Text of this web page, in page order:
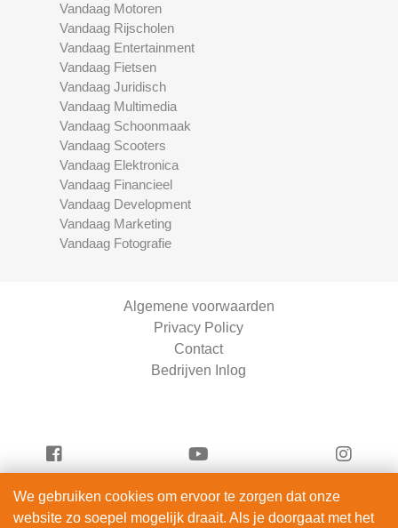
Vandaag Motoren
Vandaag Rijscholen
Vandaag Entertainment
Vandaag Fietsen
Vandaag Juridisch
Vandaag Multimedia
Vandaag Schoonmaak
Vandaag Scooters
Vandaag Elektronica
Vandaag Financieel
Vandaag Development
Vandaag Marketing
Vandaag Fotografie
Algemene voorwaarden
Privacy Policy
Contact
Bedrijven Inlog
Vandaag Beauty is onderdeel van
We gebruiken cookies om ervoor te zorgen dat onze
website zo soepel mogelijk draait. Als je doorgaat met het